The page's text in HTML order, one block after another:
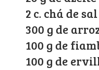
2 c. chá de
300 g de
100 g de
100 g de